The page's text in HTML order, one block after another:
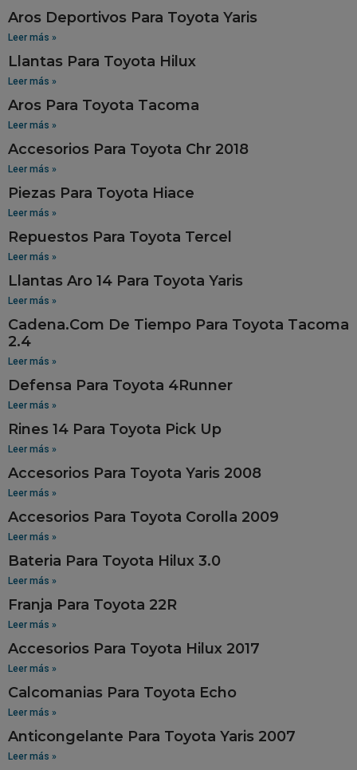
Aros Deportivos Para Toyota Yaris
Leer más »
Llantas Para Toyota Hilux
Leer más »
Aros Para Toyota Tacoma
Leer más »
Accesorios Para Toyota Chr 2018
Leer más »
Piezas Para Toyota Hiace
Leer más »
Repuestos Para Toyota Tercel
Leer más »
Llantas Aro 14 Para Toyota Yaris
Leer más »
Cadena.Com De Tiempo Para Toyota Tacoma
2.4
Leer más »
Defensa Para Toyota 4Runner
Leer más »
Rines 14 Para Toyota Pick Up
Leer más »
Accesorios Para Toyota Yaris 2008
Leer más »
Accesorios Para Toyota Corolla 2009
Leer más »
Bateria Para Toyota Hilux 3.0
Leer más »
Franja Para Toyota 22R
Leer más »
Accesorios Para Toyota Hilux 2017
Leer más »
Calcomanias Para Toyota Echo
Leer más »
Anticongelante Para Toyota Yaris 2007
Leer más »